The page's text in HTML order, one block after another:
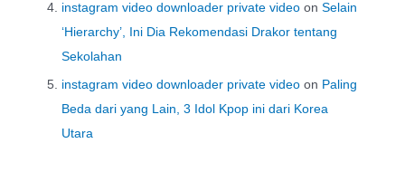
instagram video downloader private video onSelain
‘Hierarchy’, Ini Dia Rekomendasi Drakor tentang
Sekolahan
instagram video downloader private video on Paling
Beda dari yang Lain, 3 Idol Kpop ini dari Korea
Utara